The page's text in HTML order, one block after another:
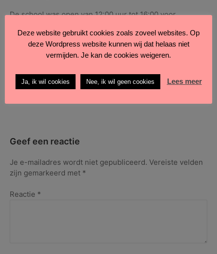
De school was open van 12:00 uur tot 16:00 voor
Geplaatst inExpositie, Schilderen,Voor kinderen en jeugd
in
KUNSTKajuit
Geef een reactie
Je e-mailadres wordt niet gepubliceerd. Vereiste velden
zijn gemarkeerd met *
Reactie *
Deze website gebruikt cookies zoals zoveel websites. Op
deze Wordpress website kunnen wij dat helaas niet
vermijden. Je kan de cookies weigeren.
Ja, ik wil cookies Nee, ik wil geen cookies Lees meer